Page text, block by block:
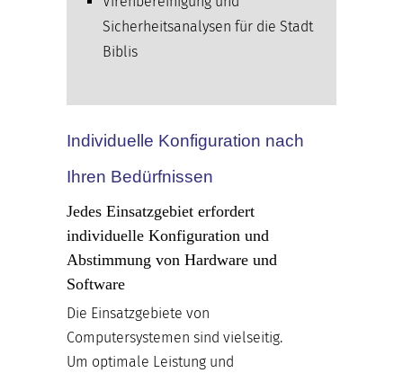
Sicherheitsanalysen für die Stadt
Biblis
Individuelle Konfiguration nach
Ihren Bedürfnissen
Jedes Einsatzgebiet erfordert
individuelle Konfiguration und
Abstimmung von Hardware und
Software
Die Einsatzgebiete von
Computersystemen sind vielseitig.
Um optimale Leistung und